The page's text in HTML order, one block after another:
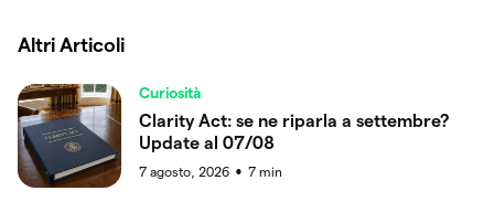
Altri Articoli
Curiosità
Clarity Act: se ne riparla a settembre?
Update al 07/08
7 agosto, 2026 ● 7 min